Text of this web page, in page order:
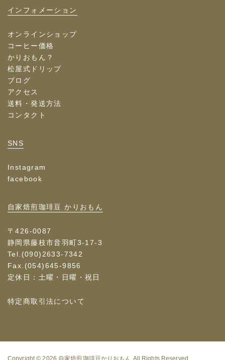
インフォメーション
オンラインショップ
コーヒー価格
かりおもん？
松屋式ドリップ
ブログ
アクセス
送料・発送方法
コンタクト
SNS
Instagram
facebook
自家焙煎珈琲豆 かりおもん
〒426-0087
静岡県藤枝市音羽町3-17-3
Tel.(090)2633-7342
Fax.(054)645-9856
定休日：土曜・日曜・祝日
特定商取引法について
Copyright © 2026 自家焙煎珈琲豆かりおもん All Rights Reserved.